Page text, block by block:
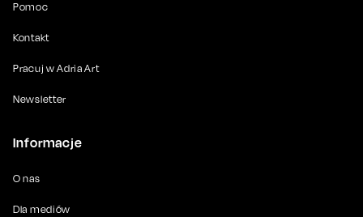
Pomoc
Kontakt
Pracuj w Adria Art
Newsletter
Informacje
O nas
Dla mediów